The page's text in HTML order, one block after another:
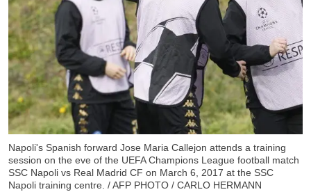
Napoli's Spanish forward Jose Maria Callejon attends a training
session on the eve of the UEFA Champions League football match
SSC Napoli vs Real Madrid CF on March 6, 2017 at the SSC
Napoli training centre. / AFP PHOTO / CARLO HERMANN